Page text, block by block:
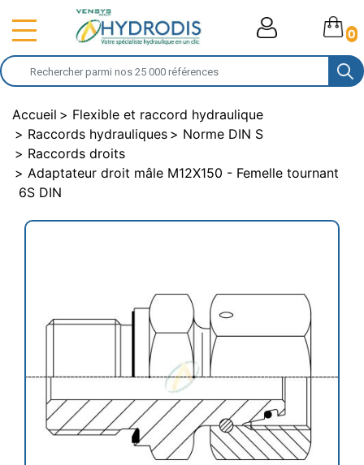
0
Accueil
Flexible et raccord hydraulique
Raccords hydrauliques
Norme DIN S
Raccords droits
Adaptateur droit mâle M12X150 - Femelle tournant
6S DIN